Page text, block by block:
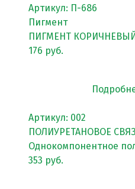
Артикул: П-686
Пигмент
ПИГМЕНТ
176 руб.
Артикул: 002
ПОЛИУРЕТАНОВОЕ
Однокомпонентное
353 руб.